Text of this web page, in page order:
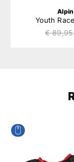
Youth
€ 89,95